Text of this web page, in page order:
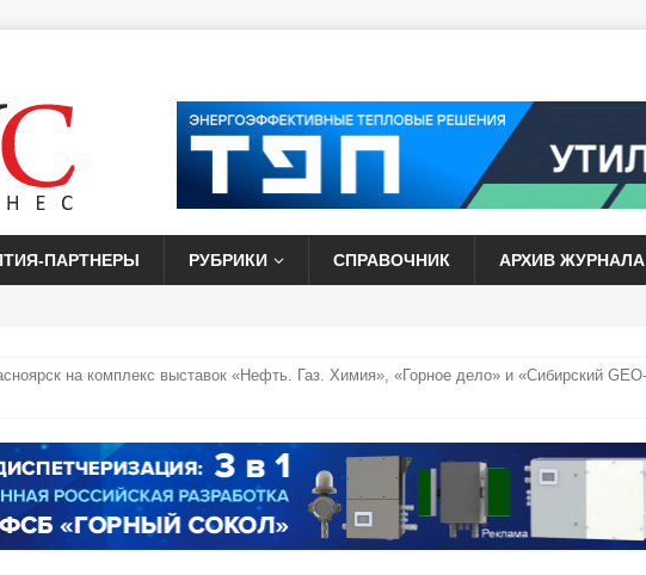
ПАРТНЕРЫ РУБРИКИ СПРАВОЧНИК АРХИВ ЖУРНАЛА
на комплекс выставок «Нефть. Газ. Химия», «Горное дело» и «Сибирский GEO-